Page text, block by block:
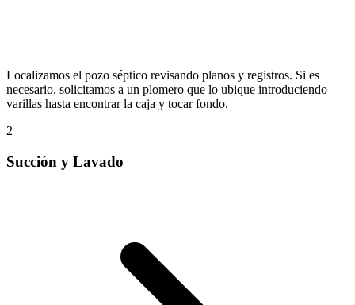
Localizamos el pozo séptico revisando planos y registros. Si es
necesario, solicitamos a un plomero que lo ubique introduciendo
varillas hasta encontrar la caja y tocar fondo.
2
Succión y Lavado